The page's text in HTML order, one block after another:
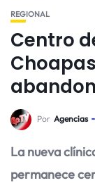
REGIONAL
Centro
Por Agencias
La nueva
permanece